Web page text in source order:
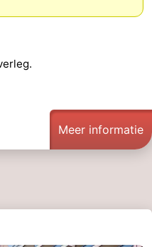
Meer informatie